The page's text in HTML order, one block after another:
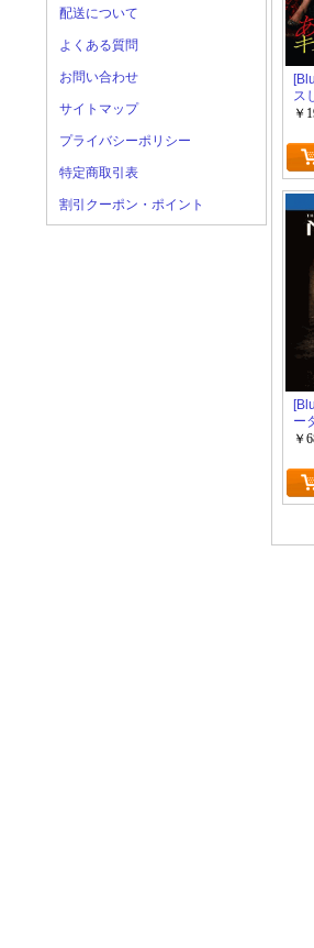
配送について
よくある質問
お問い合わせ
サイトマップ
プライバシーポリシー
特定商取引表
割引クーポン・ポイント
ス
￥
ー
￥